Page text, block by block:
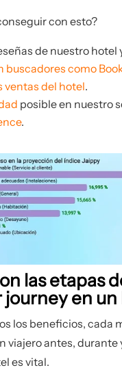
con esto?
de nuestro hotel
buscadores como
ventas del hotel.
posible en nuestro
.
las etapas
en
los beneficios, cada
viajero antes, durante
es vital.